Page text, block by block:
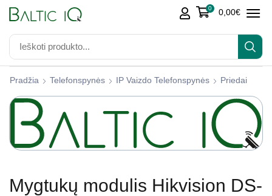
0 0,00€
Pradžia Telefonspynės IP Vaizdo Telefonspynės Priedai
Mygtukų modulis Hikvision DS-